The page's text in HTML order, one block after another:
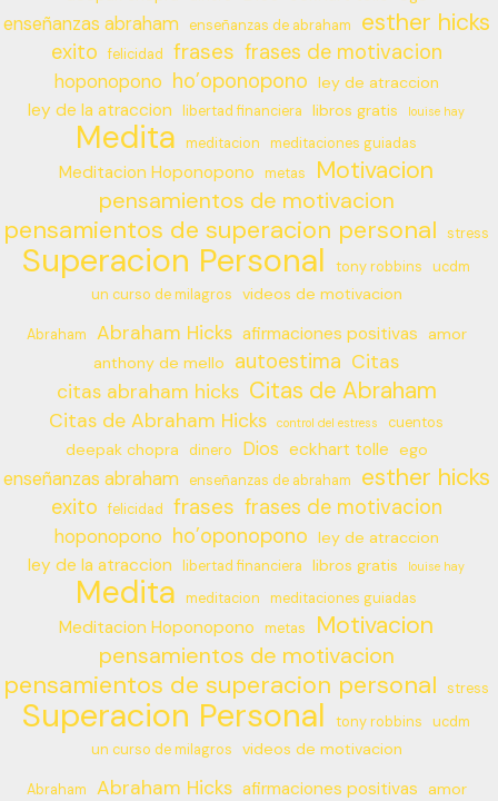
enseñanzas abraham enseñanzas de abraham esther hicks
exito felicidad frases frases de motivacion
hoponopono ho’oponopono ley de atraccion
ley de la atraccion libertad financiera libros gratis louise hay
Medita meditacion meditaciones guiadas
Meditacion Hoponopono metas Motivacion
pensamientos de motivacion
pensamientos de superacion personal stress
Superacion Personal tony robbins
ucdm
un curso de milagros
videos de motivacion
Abraham Abraham Hicks afirmaciones positivas
amor
anthony de mello
autoestima Citas
citas abraham hicks Citas de Abraham
Citas de Abraham Hicks control del estress cuentos
deepak chopra dinero Dios eckhart tolle ego
enseñanzas abraham enseñanzas de abraham esther hicks
exito felicidad frases frases de motivacion
hoponopono ho’oponopono ley de atraccion
ley de la atraccion libertad financiera libros gratis louise hay
Medita meditacion meditaciones guiadas
Meditacion Hoponopono metas Motivacion
pensamientos de motivacion
pensamientos de superacion personal stress
Superacion Personal tony robbins
ucdm
un curso de milagros
videos de motivacion
Abraham Abraham Hicks afirmaciones positivas
amor